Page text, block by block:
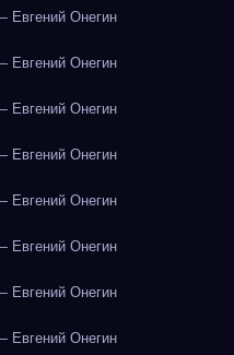
Евгений Онегин
Евгений Онегин
Евгений Онегин
Евгений Онегин
Евгений Онегин
Евгений Онегин
Евгений Онегин
Евгений Онегин